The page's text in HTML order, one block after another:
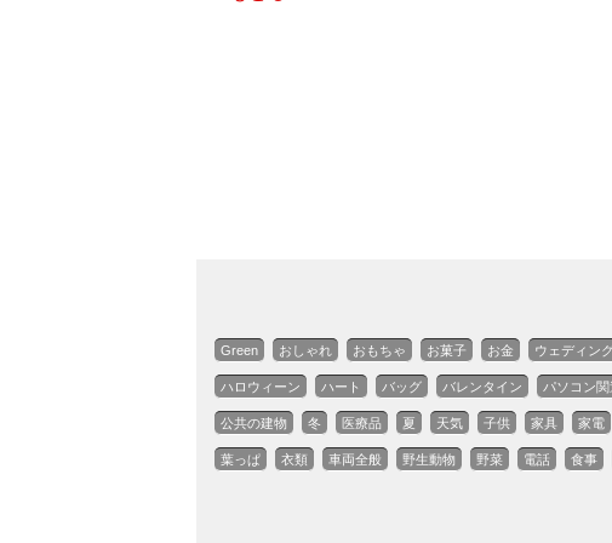
Green おしゃれ おもちゃ お菓子 お金 ウェディン
ハロウィーン ハート バッグ バレンタイン パソコン関
公共の建物 冬 医療品 夏 天気 子供 家具 家電
葉っぱ 衣類 車両全般 野生動物 野菜 電話 食事